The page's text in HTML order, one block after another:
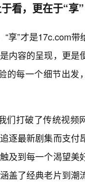
看，更在于“享
“享”才是17c.com
内容的呈现，更
的每一个细节出发
们打破了传统视频
逐最新剧集而支
及到每一个渴望
盖了经典老片到